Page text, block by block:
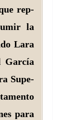
rep­
la
Lara
Gar­cía
Supe­
para